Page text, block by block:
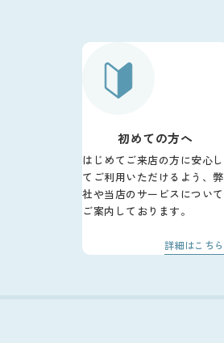
初めての方へ
はじめてご来店の方に安心し
てご利用いただけるよう、弊
社や当店のサービスについて
ご案内しております。
詳細はこちら